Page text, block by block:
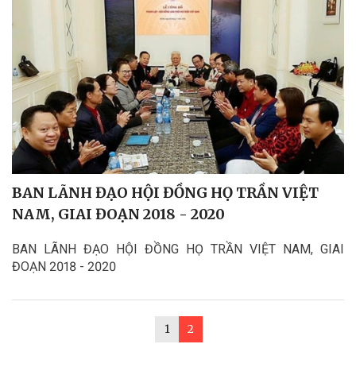
BAN LÃNH ĐẠO HỘI ĐỒNG HỌ TRẦN VIỆT
NAM, GIAI ĐOẠN 2018 - 2020
BAN LÃNH ĐẠO HỘI ĐỒNG HỌ TRẦN VIỆT NAM, GIAI
ĐOẠN 2018 - 2020
1 2